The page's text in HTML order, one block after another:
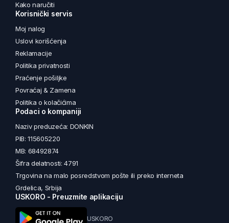
Kako naručiti
Korisnički servis
Moj nalog
Uslovi korišćenja
Reklamacije
Politika privatnosti
Praćenje pošiljke
Povraćaj & Zamena
Politika o kolačićima
Podaci o kompaniji
Naziv preduzeća: DONKIN
PIB: 115605220
MB: 68492874
Šifra delatnosti: 4791
Trgovina na malo posredstvom pošte ili preko interneta
Grdelica, Srbija
USKORO - Preuzmite aplikaciju
USKORO